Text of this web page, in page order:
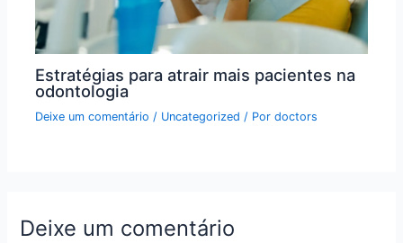
Estratégias para atrair mais pacientes na
odontologia
Deixe um comentário / Uncategorized / Pordoctors
Deixe um comentário